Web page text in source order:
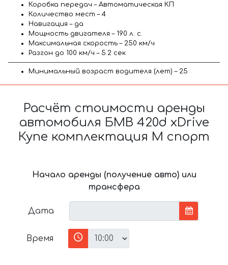
Коробка передач – Автоматическая КП
Количество мест – 4
Навигация – да
Мощность двигателя – 190 л. с.
Максимальная скорость – 250 км/ч
Разгон до 100 км/ч – 5.2 сек
Минимальный возраст водителя (лет) – 25
Расчёт стоимости аренды
автомобиля БМВ 420d xDrive
Купе комплектация М спорт
Начало аренды (получение авто) или
трансфера
Дата
Время